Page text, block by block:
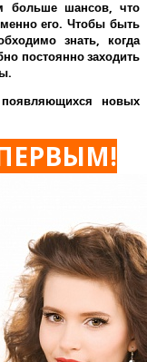
больше шансов, что
его.Чтобы быть
знать, когда
постоянно заходить
новых